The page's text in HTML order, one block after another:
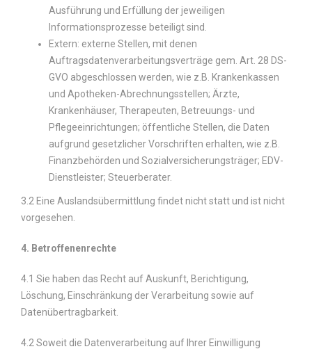
Ausführung und Erfüllung der jeweiligen
Informationsprozesse beteiligt sind.
Extern: externe Stellen, mit denen
Auftragsdatenverarbeitungsverträge gem. Art. 28 DS-
GVO abgeschlossen werden, wie z.B. Krankenkassen
und Apotheken-Abrechnungsstellen; Ärzte,
Krankenhäuser, Therapeuten, Betreuungs- und
Pflegeeinrichtungen; öffentliche Stellen, die Daten
aufgrund gesetzlicher Vorschriften erhalten, wie z.B.
Finanzbehörden und Sozialversicherungsträger; EDV-
Dienstleister; Steuerberater.
3.2 Eine Auslandsübermittlung findet nicht statt und ist nicht
vorgesehen.
4. Betroffenenrechte
4.1 Sie haben das Recht auf Auskunft, Berichtigung,
Löschung, Einschränkung der Verarbeitung sowie auf
Datenübertragbarkeit.
4.2 Soweit die Datenverarbeitung auf Ihrer Einwilligung